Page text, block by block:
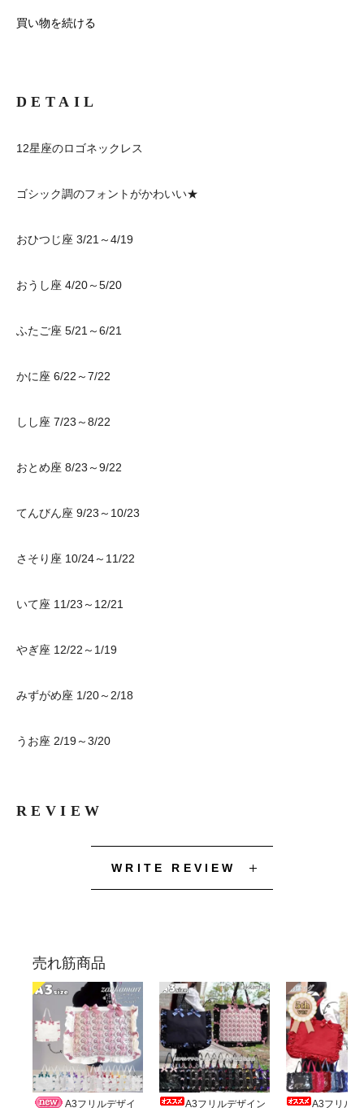
買い物を続ける
DETAIL
12星座のロゴネックレス
ゴシック調のフォントがかわいい★
おひつじ座 3/21～4/19
おうし座 4/20～5/20
ふたご座 5/21～6/21
かに座 6/22～7/22
しし座 7/23～8/22
おとめ座 8/23～9/22
てんびん座 9/23～10/23
さそり座 10/24～11/22
いて座 11/23～12/21
やぎ座 12/22～1/19
みずがめ座 1/20～2/18
うお座 2/19～3/20
REVIEW
WRITE REVIEW
売れ筋商品
A3フリルデザイ
A3フリルデザイン
A3フリル